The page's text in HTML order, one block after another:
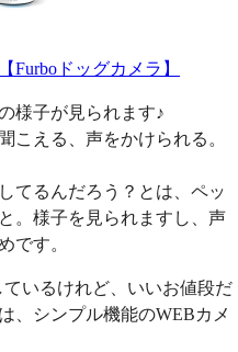
Furboドッグカメラ】
様子が見られます♪
こえる、声をかけられる。
てるんだろう？とは、ペッ
。様子を見られますし、声
です。
いるけれど、いいお値段だ
、シンプル機能のWEBカメ